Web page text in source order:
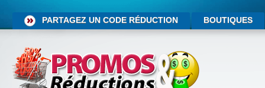
PARTAGEZ UN CODE RÉDUCTION BOUTIQUES